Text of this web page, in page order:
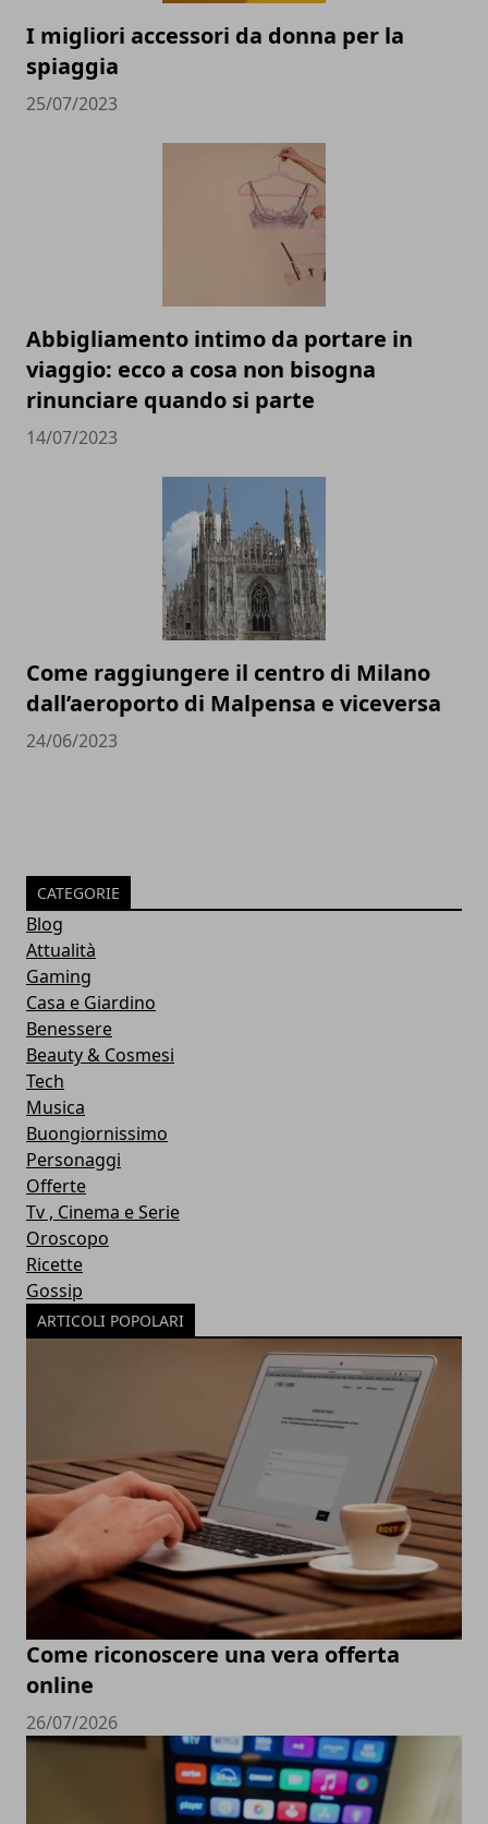
I migliori accessori da donna per la
spiaggia
25/07/2023
Abbigliamento intimo da portare in
viaggio: ecco a cosa non bisogna
rinunciare quando si parte
14/07/2023
Come raggiungere il centro di Milano
dall’aeroporto di Malpensa e viceversa
24/06/2023
CATEGORIE
Blog
Attualità
Gaming
Casa e Giardino
Benessere
Beauty & Cosmesi
Tech
Musica
Buongiornissimo
Personaggi
Offerte
Tv , Cinema e Serie
Oroscopo
Ricette
Gossip
ARTICOLI POPOLARI
Come riconoscere una vera offerta
online
26/07/2026